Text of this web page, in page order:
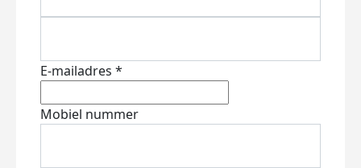
E-mailadres *
Mobiel nummer